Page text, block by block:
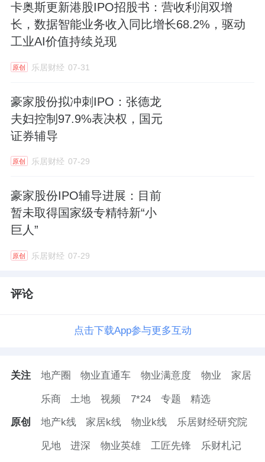
卡奥斯更新港股IPO招股书：营收利润双增
长，数据智能业务收入同比增长68.2%，驱动
工业AI价值持续兑现
原创 乐居财经 07-31
豪家股份拟冲刺IPO：张德龙
夫妇控制97.9%表决权，国元
证券辅导
原创 乐居财经 07-29
豪家股份IPO辅导进展：目前
暂未取得国家级专精特新“小
巨人”
原创 乐居财经 07-29
评论
点击下载App参与更多互动
关注 地产圈 物业直通车 物业满意度 物业 家居
乐商 土地 视频 7*24 专题 精选
原创 地产k线 家居k线 物业k线 乐居财经研究院
见地 进深 物业英雄 工匠先锋 乐财札记